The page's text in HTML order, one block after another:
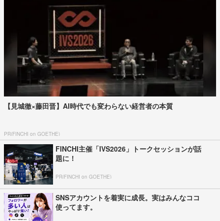
【見城徹×藤田晋】AI時代でも変わらない経営者の本質
PR(FINCHI on GOETHE)
FINCHI主催「IVS2026」トークセッションが話
題に！
PR(FINCHI on GOETHE)
SNSアカウントを着実に成長。実はみんなココ
使ってます。